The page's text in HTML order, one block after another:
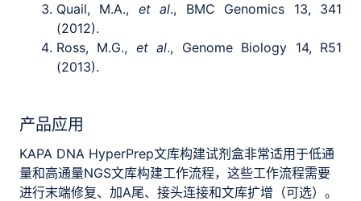
Quail, M.A., et al., BMC Genomics 13, 341
(2012).
Ross, M.G., et al., Genome Biology 14, R51
(2013).
产品应用
KAPA DNA HyperPrep文库构建试剂盒非常适用于低通
量和高通量NGS文库构建工作流程，这些工作流程需要
进行末端修复、加A尾、接头连接和文库扩增（可选）。